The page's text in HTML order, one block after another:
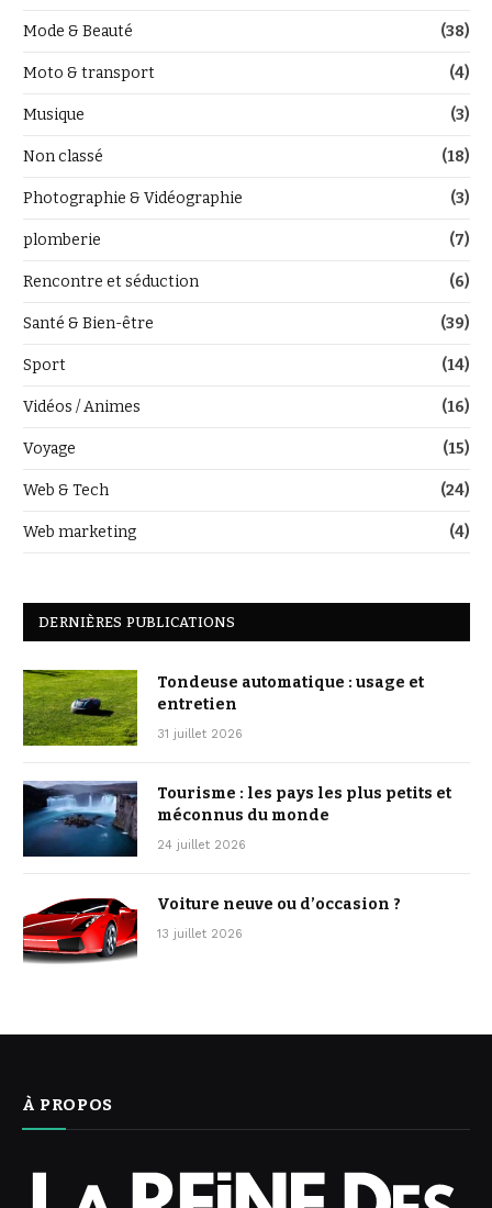
Mode & Beauté (38)
Moto & transport (4)
Musique (3)
Non classé (18)
Photographie & Vidéographie (3)
plomberie (7)
Rencontre et séduction (6)
Santé & Bien-être (39)
Sport (14)
Vidéos / Animes (16)
Voyage (15)
Web & Tech (24)
Web marketing (4)
DERNIÈRES PUBLICATIONS
Tondeuse automatique : usage et
entretien
31 juillet 2026
Tourisme : les pays les plus petits et
méconnus du monde
24 juillet 2026
Voiture neuve ou d’occasion ?
13 juillet 2026
À PROPOS